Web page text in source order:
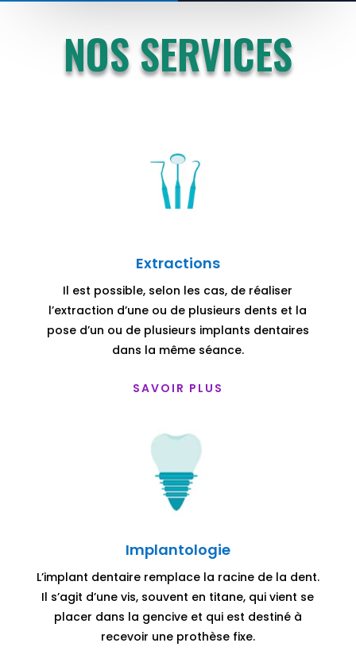
NOS SERVICES
Extractions
Il est possible, selon les cas, de réaliser
l’extraction d’une ou de plusieurs dents et la
pose d’un ou de plusieurs implants dentaires
dans la même séance.
SAVOIR PLUS
Implantologie
L’implant dentaire remplace la racine de la dent.
Il s’agit d’une vis, souvent en titane, qui vient se
placer dans la gencive et qui est destiné à
recevoir une prothèse fixe.